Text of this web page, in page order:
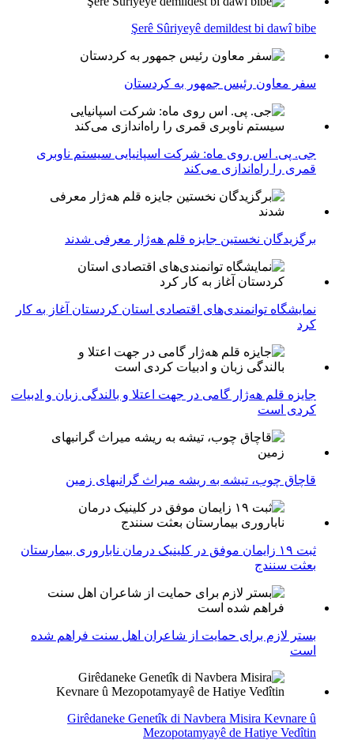
Şerê Sûriyeyê demildest bi dawî bibe
سفر معاون رئیس جمهور به کردستان
جی. پی. اس روی ماه: شرکت اسپانیایی سیستم ناوبری
قمری را راه‌اندازی می‌کند
برگزیدگان نخستین جایزه قلم هه‌ژار معرفی شدند
نمایشگاه توانمندی‌های اقتصادی استان کردستان آغاز به کار
کرد
جایزه قلم هه‌ژار گامی در جهت اعتلا و بالندگی زبان و ادبیات
کردی است
قاچاق چوب، تیشه به ریشه میراث گرانبهای زمین
ثبت ۱۹ زایمان موفق در کلینیک درمان ناباروری بیمارستان
بعثت سنندج
بستر لازم برای حمایت از شاعران اهل سنت فراهم شده
است
Girêdaneke Genetîk di Navbera Misira Kevnare û
Mezopotamyayê de Hatiye Vedîtin